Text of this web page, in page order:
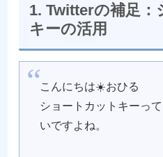
1. Twitterの補足：
キーの活用
こんにちは☀️おひる
ショートカットキーっ
いですよね。